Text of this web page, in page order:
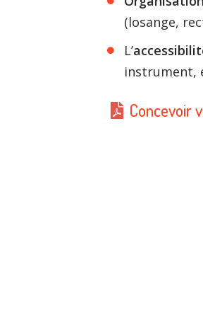
(losange,
L’
instrument,
Concevoir